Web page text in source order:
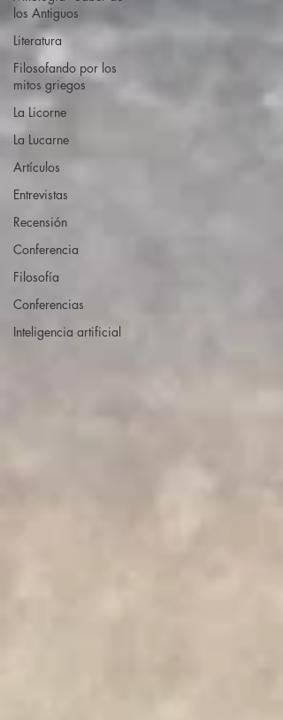
los Antiguos
Literatura
Filosofando por los
mitos griegos
La Licorne
La Lucarne
Artículos
Entrevistas
Recensión
Conferencia
Filosofía
Conferencias
Inteligencia artificial